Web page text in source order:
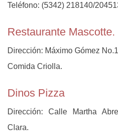
Teléfono: (5342) 218140/
Restaurante Mascotte.
Dirección: Máximo Gómez
Comida Criolla.
Dinos Pizza
Dirección: Calle Martha
Clara.